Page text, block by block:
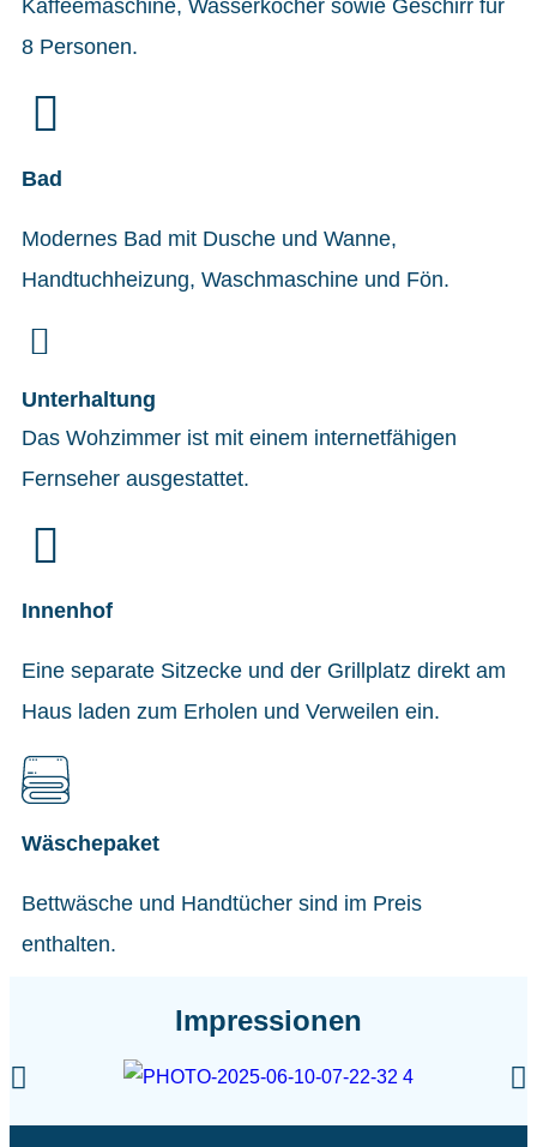
Kaffeemaschine, Wasserkocher sowie Geschirr für
8 Personen.
Bad
Modernes Bad mit Dusche und Wanne,
Handtuchheizung, Waschmaschine und Fön.
Unterhaltung
Das Wohzimmer ist mit einem internetfähigen
Fernseher ausgestattet.
Innenhof
Eine separate Sitzecke und der Grillplatz direkt am
Haus laden zum Erholen und Verweilen ein.
Wäschepaket
Bettwäsche und Handtücher sind im Preis
enthalten.
Impressionen